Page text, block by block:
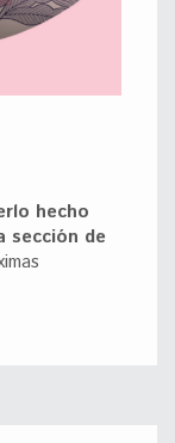
hecho
sección de